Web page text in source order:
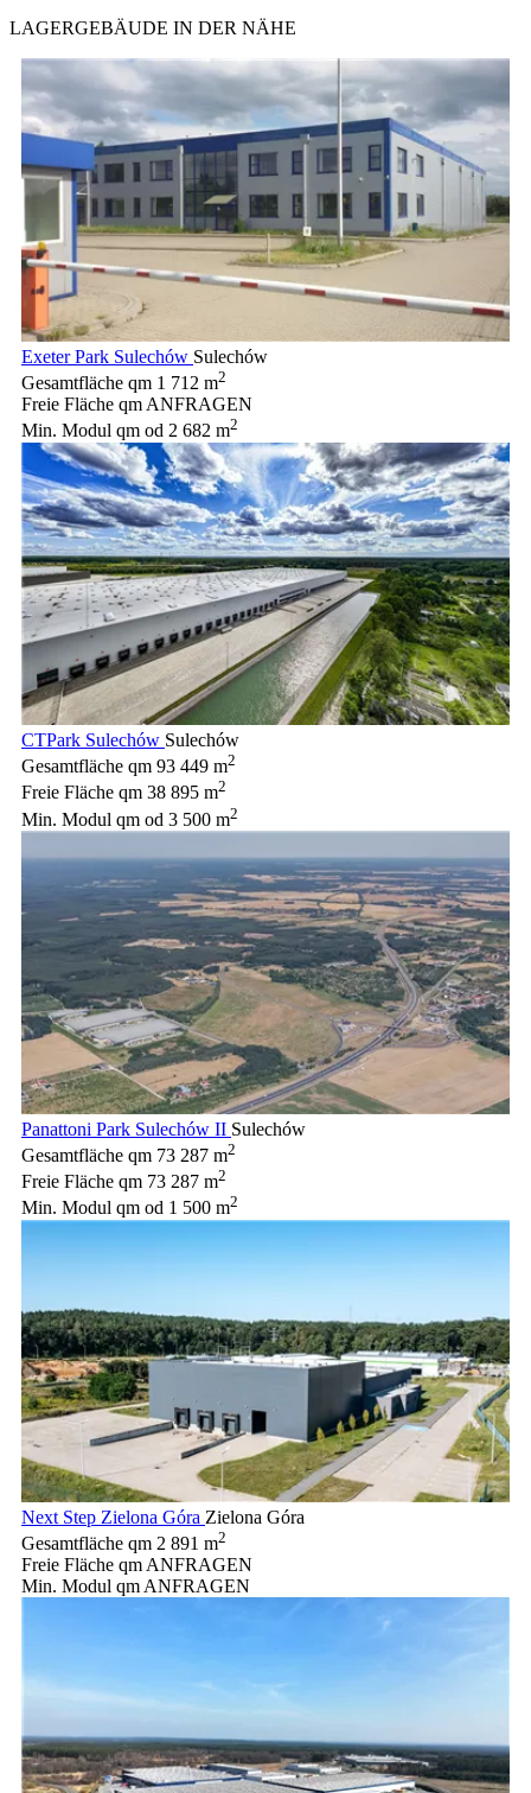
LAGERGEBÄUDE IN DER NÄHE
Exeter Park Sulechów Sulechów
Gesamtfläche qm 1 712 m2
Freie Fläche qm ANFRAGEN
Min. Modul qm od 2 682 m2
CTPark Sulechów Sulechów
Gesamtfläche qm 93 449 m2
Freie Fläche qm 38 895 m2
Min. Modul qm od 3 500 m2
Panattoni Park Sulechów II Sulechów
Gesamtfläche qm 73 287 m2
Freie Fläche qm 73 287 m2
Min. Modul qm od 1 500 m2
Next Step Zielona Góra Zielona Góra
Gesamtfläche qm 2 891 m2
Freie Fläche qmANFRAGEN
Min. Modul qmANFRAGEN